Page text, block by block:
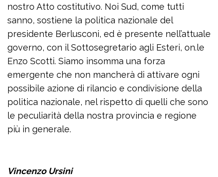
nostro Atto costitutivo. Noi Sud, come tutti
sanno, sostiene la politica nazionale del
presidente Berlusconi, ed è presente nell’attuale
governo, con il Sottosegretario agli Esteri, on.le
Enzo Scotti. Siamo insomma una forza
emergente che non mancherà di attivare ogni
possibile azione di rilancio e condivisione della
politica nazionale, nel rispetto di quelli che sono
le peculiarità della nostra provincia e regione
più in generale.
Vincenzo Ursini